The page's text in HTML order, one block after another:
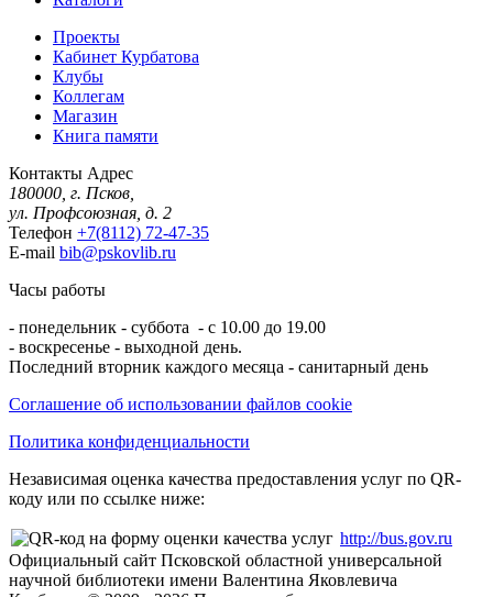
Проекты
Кабинет Курбатова
Клубы
Коллегам
Магазин
Книга памяти
Контакты Адрес
180000, г. Псков,
ул. Профсоюзная, д. 2
Телефон +7(8112) 72-47-35
E-mail bib@pskovlib.ru
Часы работы
- понедельник - суббота - с 10.00 до 19.00
- воскресенье - выходной день.
Последний вторник каждого месяца - санитарный день
Соглашение об использовании файлов cookie
Политика конфиденциальности
Независимая оценка качества предоставления услуг по QR-
коду или по ссылке ниже:
http://bus.gov.ru
Официальный сайт Псковской областной универсальной
научной библиотеки имени Валентина Яковлевича